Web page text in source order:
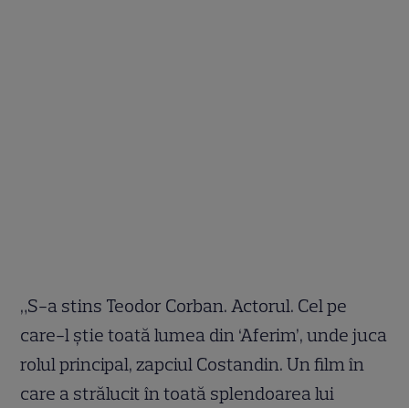
„S-a stins Teodor Corban. Actorul. Cel pe
care-l ştie toată lumea din ‘Aferim’, unde juca
rolul principal, zapciul Costandin. Un film în
care a strălucit în toată splendoarea lui